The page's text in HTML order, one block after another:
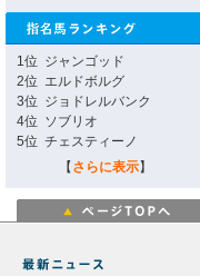
1位 ジャンゴッド
2位 エルドボルグ
3位 ジョドレルバンク
4位 ソブリオ
5位 チェスティーノ
【 さらに表示】